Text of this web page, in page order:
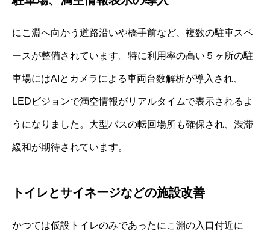
にこ淵へ向かう道路沿いや橋手前など、複数の駐車スペ
ースが整備されています。特に利用率の高い５ヶ所の駐
車場にはAIとカメラによる車両台数解析が導入され、
LEDビジョンで満空情報がリアルタイムで表示されるよ
うになりました。大型バスの転回場所も確保され、渋滞
緩和が期待されています。
トイレとサイネージなどの施設改善
かつては仮設トイレのみであったにこ淵の入口付近に